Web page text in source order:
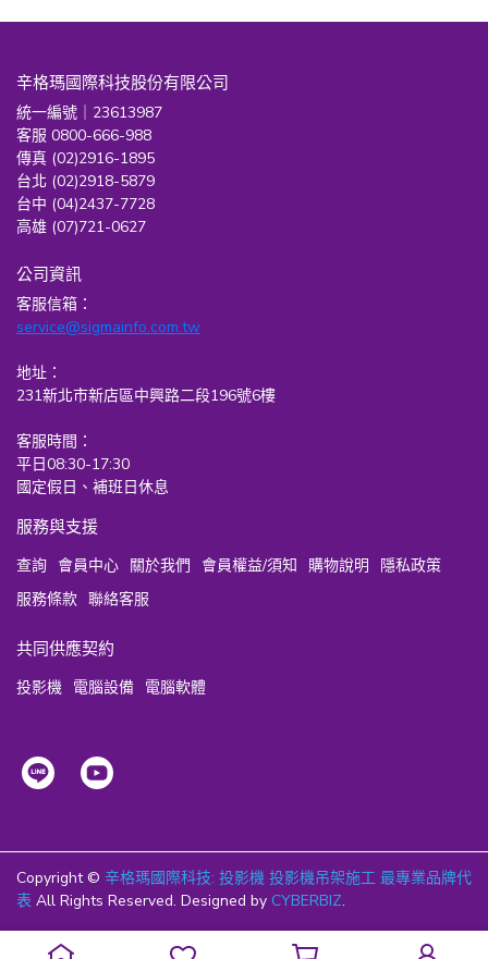
辛格瑪國際科技股份有限公司
統一編號｜23613987
客服 0800-666-988
傳真 (02)2916-1895
台北 (02)2918-5879
台中 (04)2437-7728
高雄 (07)721-0627
公司資訊
客服信箱：
service@sigmainfo.com.tw
地址：
231新北市新店區中興路二段196號6樓
客服時間：
平日08:30-17:30
國定假日、補班日休息
服務與支援
查詢 會員中心 關於我們 會員權益/須知 購物說明
隱私政策
服務條款 聯絡客服
共同供應契約
投影機 電腦設備 電腦軟體
Copyright © 辛格瑪國際科技: 投影機 投影機吊架施工 最專業品牌代
表 All Rights Reserved. Designed by CYBERBIZ.